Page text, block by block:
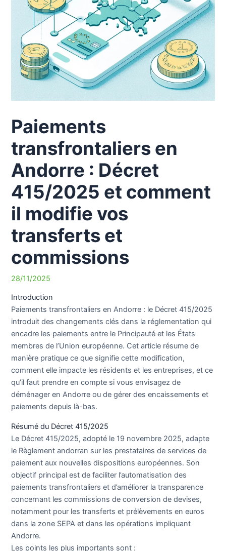
Paiements
transfrontaliers en
Andorre : Décret
415/2025 et comment
il modifie vos
transferts et
commissions
28/11/2025
Introduction
Paiements transfrontaliers en Andorre : le Décret 415/2025
introduit des changements clés dans la réglementation qui
encadre les paiements entre le Principauté et les États
membres de l’Union européenne. Cet article résume de
manière pratique ce que signifie cette modification,
comment elle impacte les résidents et les entreprises, et ce
qu’il faut prendre en compte si vous envisagez de
déménager en Andorre ou de gérer des encaissements et
paiements depuis là-bas.
Résumé du Décret 415/2025
Le Décret 415/2025, adopté le 19 novembre 2025, adapte
le Règlement andorran sur les prestataires de services de
paiement aux nouvelles dispositions européennes. Son
objectif principal est de faciliter l’automatisation des
paiements transfrontaliers et d’améliorer la transparence
concernant les commissions de conversion de devises,
notamment pour les transferts et prélèvements en euros
dans la zone SEPA et dans les opérations impliquant
Andorre.
Les points les plus importants sont :